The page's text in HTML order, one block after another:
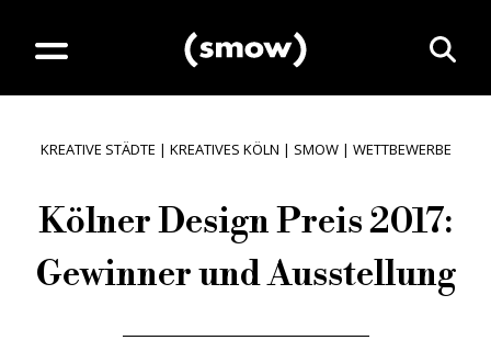
KREATIVE STÄDTE | KREATIVES KÖLN | SMOW| WETTBEWERBE
Kölner Design Preis 2017:
Gewinner und Ausstellung